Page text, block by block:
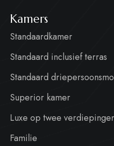
Kamers
Standaardkamer
Standaard inclusief terras
Standaard
Superior kamer
Luxe op twee
Familie